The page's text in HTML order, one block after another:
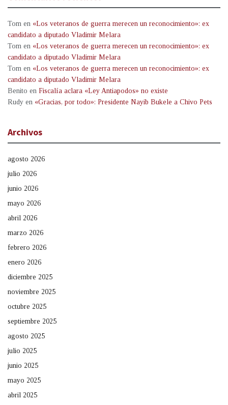
Tom en «Los veteranos de guerra merecen un reconocimiento»: ex
candidato a diputado Vladimir Melara
Tom en «Los veteranos de guerra merecen un reconocimiento»: ex
candidato a diputado Vladimir Melara
Tom en «Los veteranos de guerra merecen un reconocimiento»: ex
candidato a diputado Vladimir Melara
Benito en Fiscalía aclara «Ley Antiapodos» no existe
Rudy en «Gracias, por todo»: Presidente Nayib Bukele a Chivo Pets
Archivos
agosto 2026
julio 2026
junio 2026
mayo 2026
abril 2026
marzo 2026
febrero 2026
enero 2026
diciembre 2025
noviembre 2025
octubre 2025
septiembre 2025
agosto 2025
julio 2025
junio 2025
mayo 2025
abril 2025